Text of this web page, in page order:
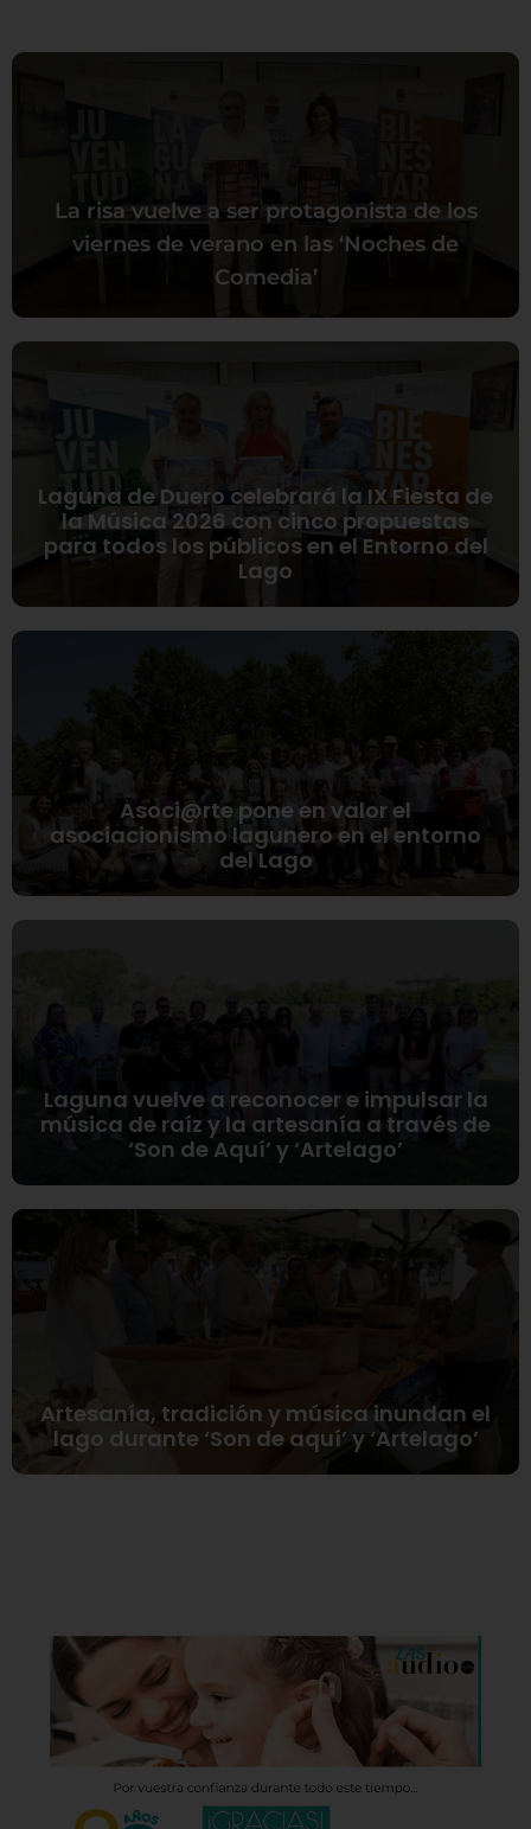
La risa vuelve a ser protagonista de los
viernes de verano en las ‘Noches de
Comedia’
Laguna de Duero celebrará la IX Fiesta de
la Música 2026 con cinco propuestas
para todos los públicos en el Entorno del
Lago
Asoci@rte pone en valor el
asociacionismo lagunero en el entorno
del Lago
Laguna vuelve a reconocer e impulsar la
música de raíz y la artesanía a través de
‘Son de Aquí’ y ‘Artelago’
Artesanía, tradición y música inundan el
lago durante ‘Son de aquí’ y ‘Artelago’